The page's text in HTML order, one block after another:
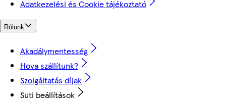
Adatkezelési és Cookie tájékoztató
Rólunk
Akadálymentesség
Hova szállítunk?
Szolgáltatás díjak
Süti beállítások